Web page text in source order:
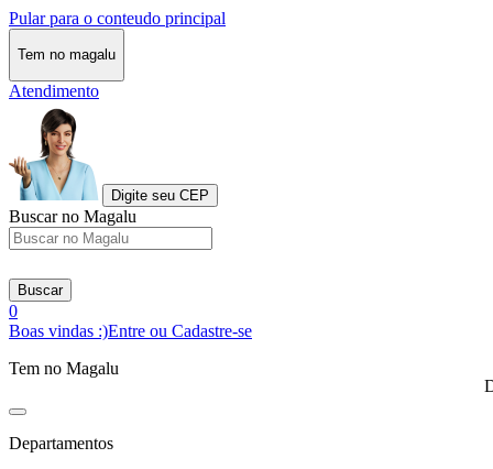
Pular para o conteudo principal
Tem no magalu
Atendimento
Digite seu CEP
Buscar no Magalu
Buscar
0
Boas vindas :)Entre ou Cadastre-se
Tem no Magalu
Departamentos